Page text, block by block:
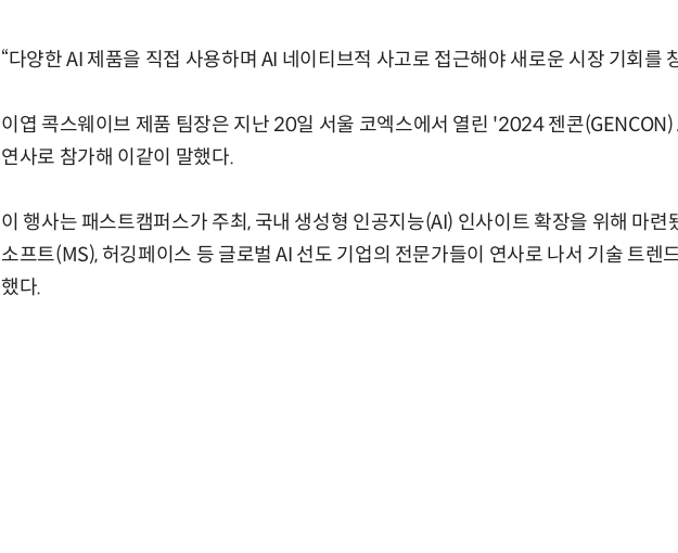
“다양한 AI 제품을 직접 사용하며 AI 네이티브적 사고로 접근해야 새로운 시장 기회를
이엽 콕스웨이브 제품 팀장은 지난 20일 서울 코엑스에서 열린 '2024 젠콘(GENCON)
연사로 참가해 이같이 말했다.
이 행사는 패스트캠퍼스가 주최, 국내 생성형 인공지능(AI) 인사이트 확장을 위해 마련
소프트(MS), 허깅페이스 등 글로벌 AI 선도 기업의 전문가들이 연사로 나서 기술 트렌
했다.